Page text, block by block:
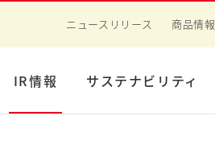
ニュースリリース 商品情報
IR情報 サステナビリティ